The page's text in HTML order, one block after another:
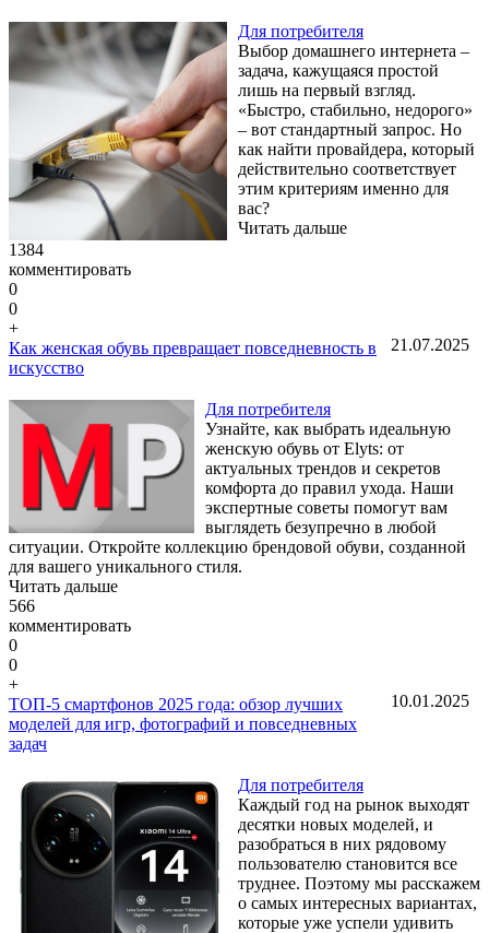
Для потребителя
Выбор домашнего интернета –
задача, кажущаяся простой
лишь на первый взгляд.
«Быстро, стабильно, недорого»
– вот стандартный запрос. Но
как найти провайдера, который
действительно соответствует
этим критериям именно для
вас?
Читать дальше
1384
комментировать
0
0
+
21.07.2025
Как женская обувь превращает повседневность в
искусство
Для потребителя
Узнайте, как выбрать идеальную
женскую обувь от Elyts: от
актуальных трендов и секретов
комфорта до правил ухода. Наши
экспертные советы помогут вам
выглядеть безупречно в любой
ситуации. Откройте коллекцию брендовой обуви, созданной
для вашего уникального стиля.
Читать дальше
566
комментировать
0
0
+
10.01.2025
ТОП-5 смартфонов 2025 года: обзор лучших
моделей для игр, фотографий и повседневных
задач
Для потребителя
Каждый год на рынок выходят
десятки новых моделей, и
разобраться в них рядовому
пользователю становится все
труднее. Поэтому мы расскажем
о самых интересных вариантах,
которые уже успели удивить